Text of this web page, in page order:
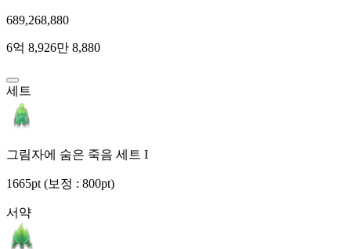
689,268,880
6억 8,926만 8,880
세트
그림자에 숨은 죽음 세트 I
1665pt (보정 : 800pt)
서약